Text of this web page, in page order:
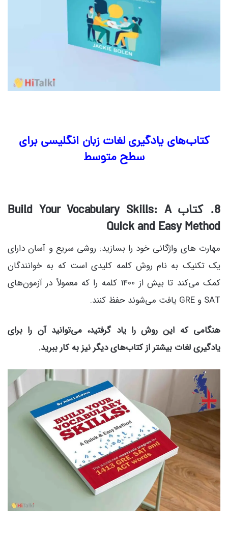
کتاب‌های یادگیری لغات زبان انگلیسی برای
سطح متوسط
8. کتاب Build Your Vocabulary Skills: A
Quick and Easy Method
مهارت های واژگانی خود را بسازید: روشی سریع و آسان دارای
یک تکنیک به نام روش کلمه کلیدی است که به خوانندگان
کمک می‌کند تا بیش از 1400 کلمه را که معمولاً در آزمون‌های
SAT و GRE یافت می‌شوند حفظ کنند.
هنگامی که این روش را یاد گرفتید، می‌توانید آن را برای
یادگیری لغات بیشتر از کتاب‌های دیگر نیز به کار ببرید.